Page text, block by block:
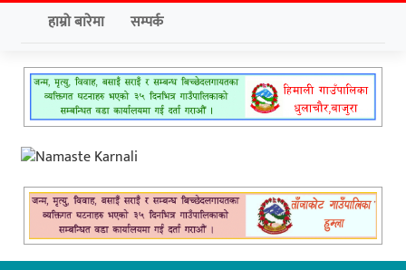
हाम्रो बारेमा सम्पर्क